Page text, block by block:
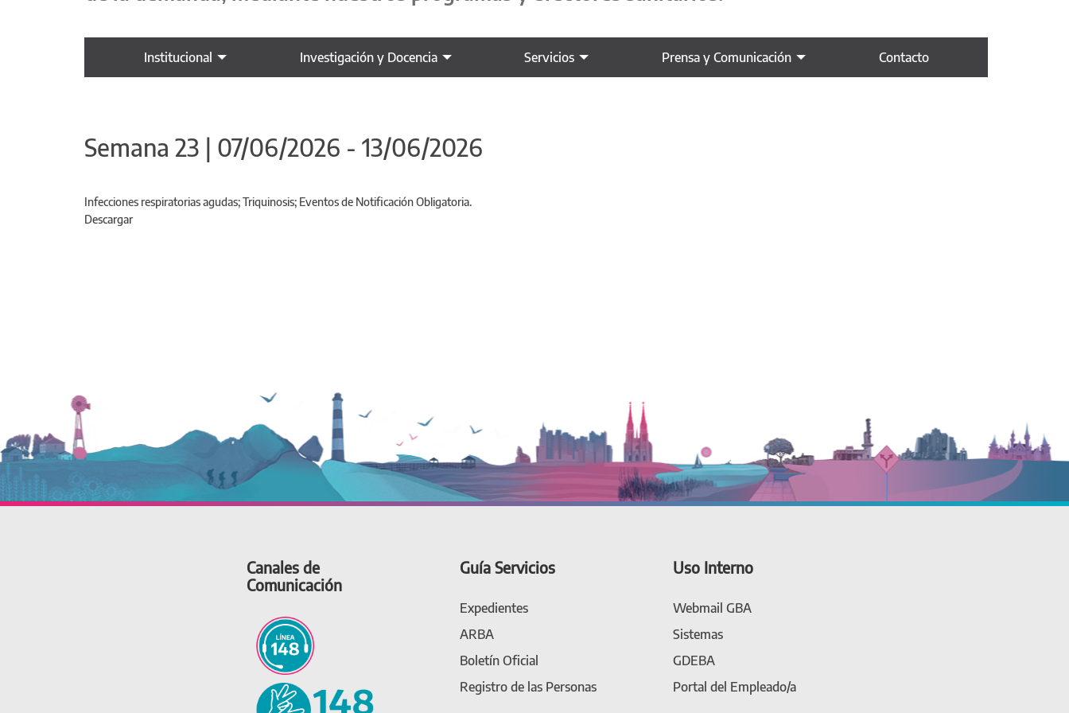
Institucional Investigación y Docencia Servicios Prensa y Comunicación Contacto
Semana 23 | 07/06/2026 - 13/06/2026
Infecciones respiratorias agudas; Triquinosis; Eventos de Notificación Obligatoria.
Descargar
Canales de
Comunicación
Guía Servicios
Expedientes
ARBA
Boletín Oficial
Registro de las Personas
Uso Interno
Webmail GBA
Sistemas
GDEBA
Portal del Empleado/a